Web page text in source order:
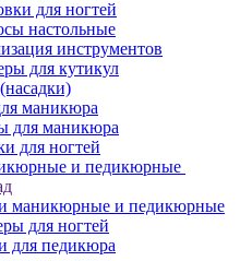
для ногтей
настольные
инструментов
для кутикул
маникюра
для маникюра
для ногтей
и педикюрные
маникюрные и педикюрные
для ногтей
для педикюра